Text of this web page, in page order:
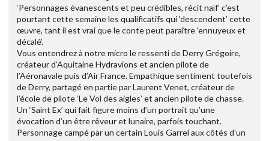
‘Personnages évanescents et peu crédibles, récit naïf’ c’est
pourtant cette semaine les qualificatifs qui ‘descendent’ cette
œuvre, tant il est vrai que le conte peut paraître ‘ennuyeux et
décalé’.
Vous entendrez à notre micro le ressenti de Derry Grégoire,
créateur d’Aquitaine Hydravions et ancien pilote de
l’Aéronavale puis d’Air France. Empathique sentiment toutefois
de Derry, partagé en partie par Laurent Venet, créateur de
l’école de pilote ‘Le Vol des aigles’ et ancien pilote de chasse.
Un ‘Saint Ex’ qui fait figure moins d’un portrait qu’une
évocation d’un être rêveur et lunaire, parfois touchant.
Personnage campé par un certain Louis Garrel aux côtés d’un